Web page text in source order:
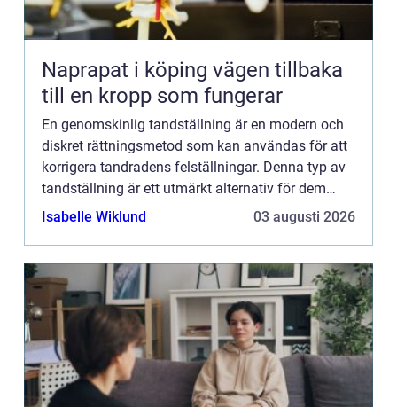
Naprapat i köping vägen tillbaka
till en kropp som fungerar
En genomskinlig tandställning är en modern och
diskret rättningsmetod som kan användas för att
korrigera tandradens felställningar. Denna typ av
tandställning är ett utmärkt alternativ för dem
som vil...
Isabelle Wiklund 03 augusti 2026